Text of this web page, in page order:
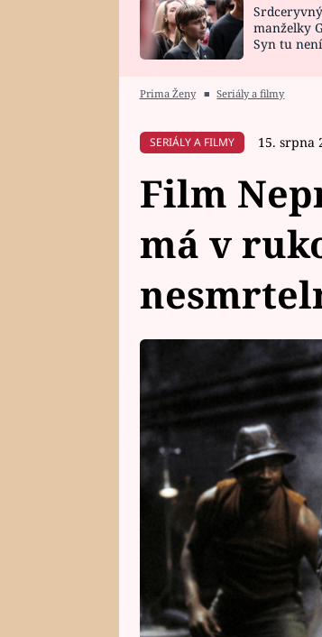
HOROSKOP NA
manželky
Syn tu
Prima Ženy ■ Seriály a filmy
SERIÁLY A FILMY 15. srpna
Film
má v